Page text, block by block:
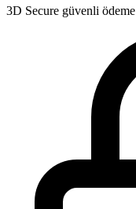
3D Secure güvenli ödeme